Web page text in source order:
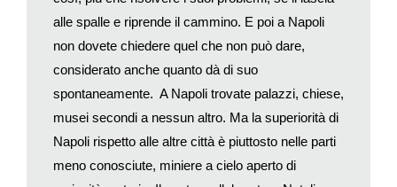
Strada facendo poi prendiamo spesso decisioni che
modificano il tranquillo corso della nostra esistenza: un nuovo
hobby, uno sport, una relazione (o la scelta finale di una
separazione).
le foto dei loro viaggi nemmeno per tutto il denaro del mondo.
In realtà – nonostante il timore di dimenticare momenti
importanti, scacciato scattando centinaia di fotografie – basta
alle spalle e riprende il cammino. E poi a Napoli
non dovete chiedere quel che non può dare,
considerato anche quanto dà di suo
spontaneamente. A Napoli trovate palazzi, chiese,
musei secondi a nessun altro. Ma la superiorità di
Napoli rispetto alle altre città è piuttosto nelle parti
meno conosciute, miniere a cielo aperto di